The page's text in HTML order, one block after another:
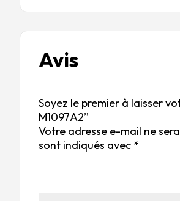
Avis
Soyez le premier à laisser
M1097A2”
Votre adresse e-mail ne
sont indiqués avec *